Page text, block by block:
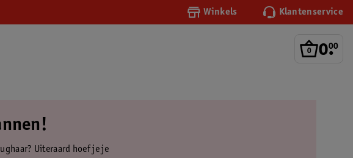
Winkels Klantenservice
0.
00
Uiteraard hoef je je